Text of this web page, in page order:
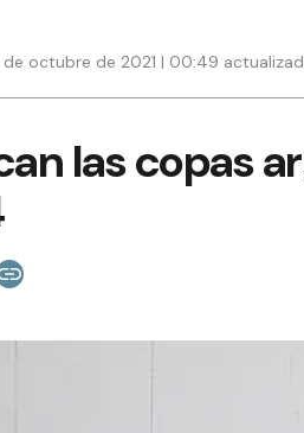
octubre de 2021 | 00:49
las copas